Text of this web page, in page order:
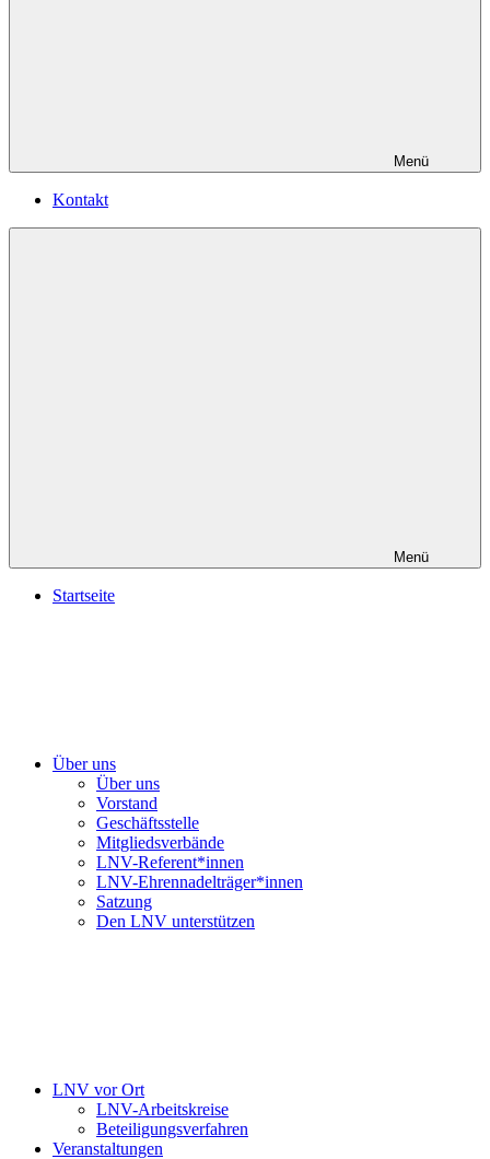
Menü
Kontakt
Menü
Startseite
Über uns
Über uns
Vorstand
Geschäftsstelle
Mitgliedsverbände
LNV-Referent*innen
LNV-Ehrennadelträger*innen
Satzung
Den LNV unterstützen
LNV vor Ort
LNV-Arbeitskreise
Beteiligungsverfahren
Veranstaltungen